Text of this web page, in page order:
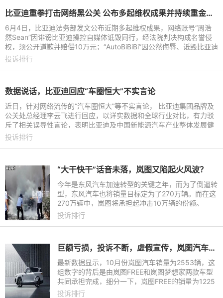
比亚迪重拳打击网络黑公关 公布多起维权成果并持续重金悬赏线索
6月4日，比亚迪法务部发文公布近期多起维权成果，网络账号“周浩
然Sean”因诽谤比亚迪操控自媒体诋毁同行，经法院判决构成名誉侵
权，须公开道歉并赔偿10万元；“AutoBiBiBi”因公然侮辱、诋毁比亚迪
及高管，经法院判
投诉排行
数据说话，比亚迪回应“车圈恒大”不实言论
近日，针对网络流传的“汽车圈恒大”等不实言论， 比亚迪集团品牌及
公关处总经理李云飞进行回应，以详实数据和全球行业对比，有力驳
斥了相关误导性言论，表明比亚迪及中国新能源汽车产业整体发展健
康、财务稳健、增长
投诉排行
“大干快干”话音未落，岚图又陷起火风波？
今年是东风汽车加速转型的关键之年，而为了倒逼转
型，东风汽车也将销量目标定为了270万辆。而在这
270万辆中，岚图将承担起冲击10万辆的份额。
投诉排行
巨额亏损，投诉不断，虚假宣传，岚图汽车劣迹斑斑未来何去何从
最新数据显示，10月份岚图汽车销量为2553辆，这
组数字的背后是由岚图FREE和岚图梦想家两款车型
共同承担完成，细分一下，岚图FREE的销量为1225
辆，岚图梦想家的销量为1328辆。单车型销量在10
投诉排行